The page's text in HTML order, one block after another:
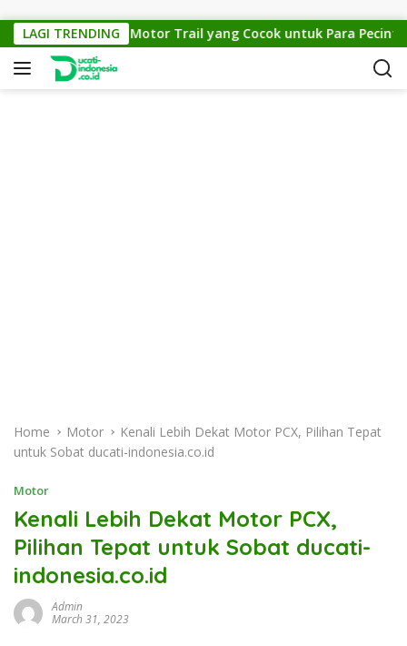
LAGI TRENDING
KTM Cross 150: Motor Trail yang Cocok untuk Para Pecinta
Home Motor
Kenali Lebih Dekat Motor PCX, Pilihan Tepat
untuk Sobat ducati-indonesia.co.id
Motor
Kenali Lebih Dekat Motor PCX,
Pilihan Tepat untuk Sobat ducati-
indonesia.co.id
Admin
March 31, 2023